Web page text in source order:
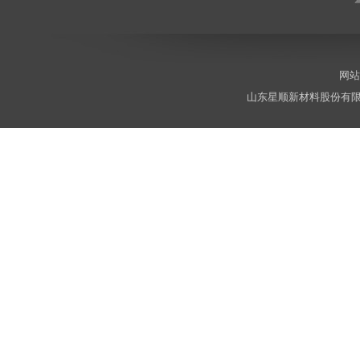
网
山东星顺新材料股份有